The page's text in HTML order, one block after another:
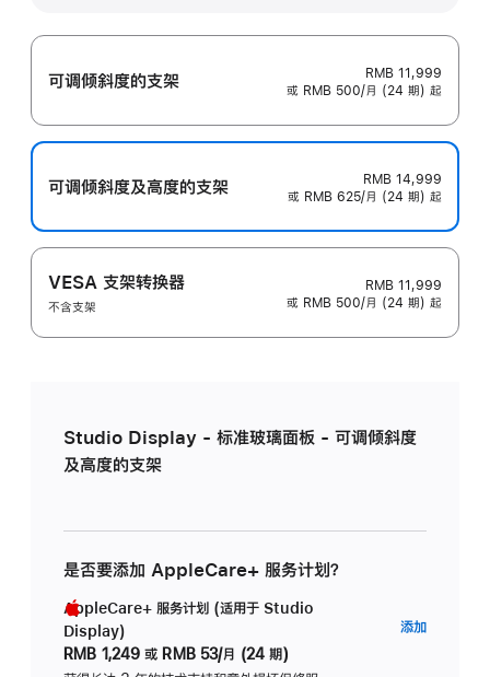
可调倾斜度的支架
RMB 11,999
或 RMB 500/月 (24 期) 起
可调倾斜度及高‍度的支‍架
RMB 14,999
或 RMB 625/月 (24 期) 起
VESA 支架转换器
不含支架
RMB 11,999
或 RMB 500/月 (24 期) 起
Studio Display - 标准玻璃面板 - 可调倾斜度
及高度的支架
是否要添加 AppleCare+ 服务计划？
AppleCare+ 服务计划 (适用于 Studio
Display)
RMB 1,249 或 RMB 53/月 (24 期)
添加